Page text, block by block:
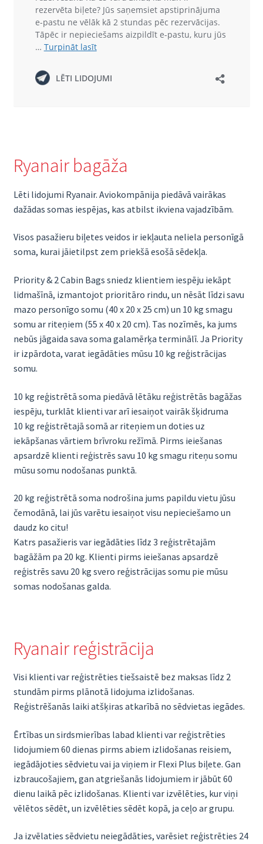
Ryanair bagāža
Lēti lidojumi Ryanair. Aviokompānija piedāvā vairākas
dažādas somas iespējas, kas atbilst ikviena vajadzībām.
Visos pasažieru biļetes veidos ir iekļauta neliela personīgā
soma, kurai jāietilpst zem priekšā esošā sēdekļa.
Priority & 2 Cabin Bags sniedz klientiem iespēju iekāpt
lidmašīnā, izmantojot prioritāro rindu, un nēsāt līdzi savu
mazo personīgo somu (40 x 20 x 25 cm) un 10 kg smagu
somu ar riteņiem (55 x 40 x 20 cm). Tas nozīmēs, ka jums
nebūs jāgaida sava soma galamērķa terminālī. Ja Priority
ir izpārdota, varat iegādāties mūsu 10 kg reģistrācijas
somu.
10 kg reģistrētā soma piedāvā lētāku reģistrētās bagāžas
iespēju, turklāt klienti var arī iesaiņot vairāk šķidruma
10 kg reģistrētajā somā ar riteņiem un doties uz
iekāpšanas vārtiem brīvroku režīmā. Pirms ieiešanas
apsardzē klienti reģistrēs savu 10 kg smagu riteņu somu
mūsu somu nodošanas punktā.
20 kg reģistrētā soma nodrošina jums papildu vietu jūsu
čemodānā, lai jūs varētu iesaiņot visu nepieciešamo un
daudz ko citu!
Katrs pasažieris var iegādāties līdz 3 reģistrētajām
bagāžām pa 20 kg. Klienti pirms ieiešanas apsardzē
reģistrēs savu 20 kg svero reģistrācijas somu pie mūsu
somas nodošanas galda.
Ryanair reģistrācija
Visi klienti var reģistrēties tiešsaistē bez maksas līdz 2
stundām pirms plānotā lidojuma izlidošanas.
Reģistrēšanās laiki atšķiras atkarībā no sēdvietas iegādes.
Ērtības un sirdsmierības labad klienti var reģistrēties
lidojumiem 60 dienas pirms abiem izlidošanas reisiem,
iegādājoties sēdvietu vai ja viņiem ir Flexi Plus biļete. Gan
izbraucošajiem, gan atgriešanās lidojumiem ir jābūt 60
dienu laikā pēc izlidošanas. Klienti var izvēlēties, kur viņi
vēlētos sēdēt, un izvēlēties sēdēt kopā, ja ceļo ar grupu.
Ja izvēlaties sēdvietu neiegādāties, varēsiet reģistrēties 24